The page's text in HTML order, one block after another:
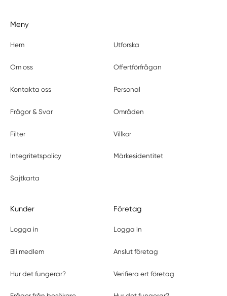
Meny
Hem Utforska
Om oss Offertförfrågan
Kontakta oss Personal
Frågor & Svar Områden
Filter Villkor
Integritetspolicy Märkesidentitet
Sajtkarta
Kunder
Logga in
Bli medlem
Hur det fungerar?
Företag
Logga in
Anslut företag
Verifiera ert företag